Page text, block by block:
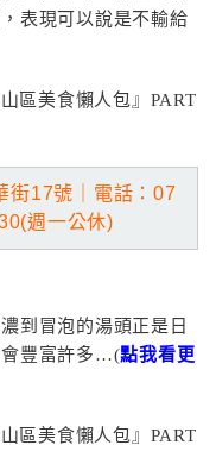
表現可以說是不輸給
街17號｜電話 ：07
週一公休)
到冒泡的湯頭正是日
會豐富許多…(點我看更